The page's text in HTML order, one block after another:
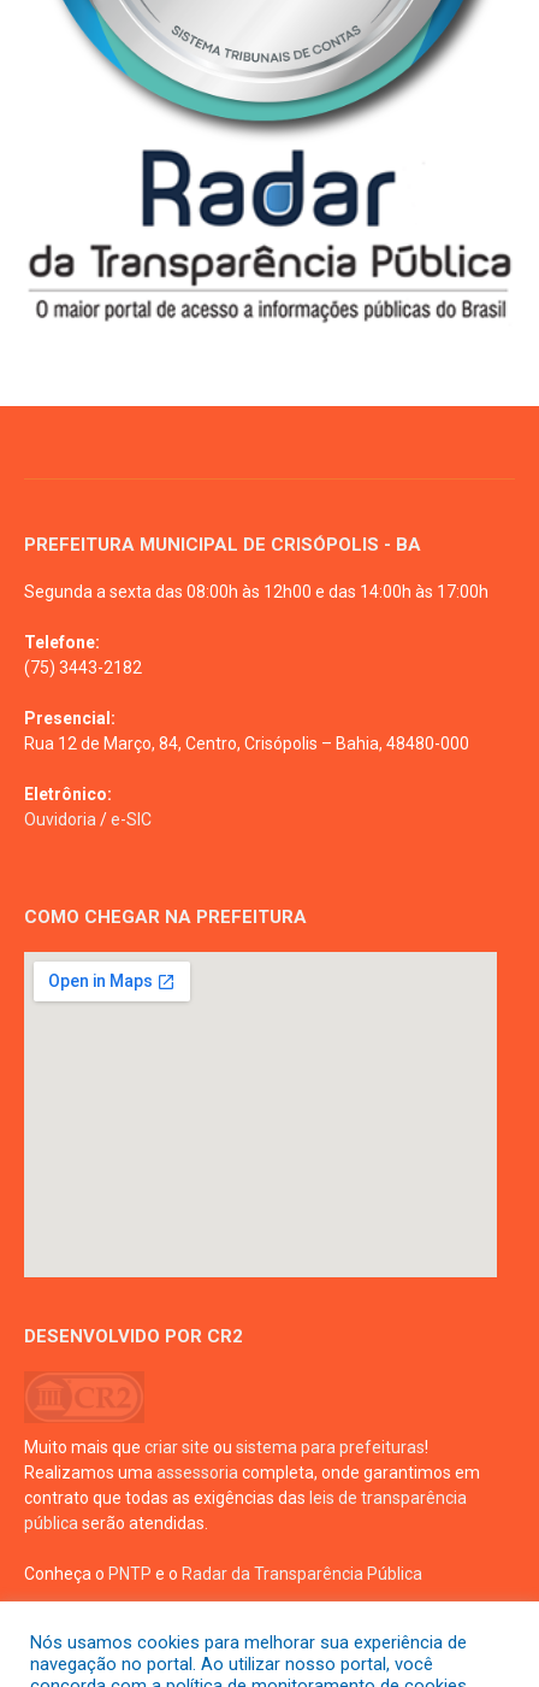
PREFEITURA MUNICIPAL DE CRISÓPOLIS - BA
Segunda a sexta das 08:00h às 12h00 e das 14:00h às 17:00h
Telefone:
(75) 3443-2182
Presencial:
Rua 12 de Março, 84, Centro, Crisópolis – Bahia, 48480-000
Eletrônico:
Ouvidoria/e-SIC
COMO CHEGAR NA PREFEITURA
DESENVOLVIDO POR CR2
Muito mais que criar site ou sistema para prefeituras!
Realizamos umaassessoriacompleta, onde garantimos em
contrato que todas as exigências das leis de transparência
públicaserão atendidas.
Conheça o PNTP e o Radar da Transparência Pública
Nós usamos cookies para melhorar sua experiência de
navegação no portal. Ao utilizar nosso portal, você